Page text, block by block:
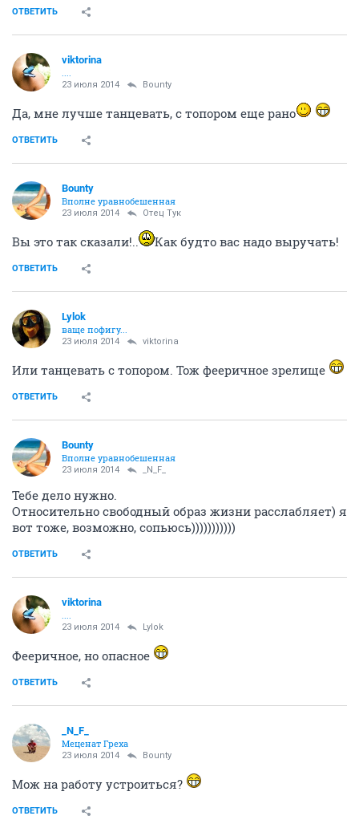
ОТВЕТИТЬ
viktorina
23 июля 2014 Bounty
Да, мне лучше танцевать, с топором еще рано
ОТВЕТИТЬ
Bounty
Вполне уравнобешенная
23 июля 2014 Отец Тук
Вы это так сказали!.. Как будто вас надо выручать!
ОТВЕТИТЬ
Lylok
ваще пофигу...
23 июля 2014 viktorina
Или танцевать с топором. Тож фееричное зрелище
ОТВЕТИТЬ
Bounty
Вполне уравнобешенная
23 июля 2014 _N_F_
Тебе дело нужно.
Относительно свободный образ жизни расслабляет) я
вот тоже, возможно, сопьюсь)))))))))))
ОТВЕТИТЬ
viktorina
23 июля 2014 Lylok
Фееричное, но опасное
ОТВЕТИТЬ
_N_F_
Меценат Греха
23 июля 2014 Bounty
Мож на работу устроиться?
ОТВЕТИТЬ